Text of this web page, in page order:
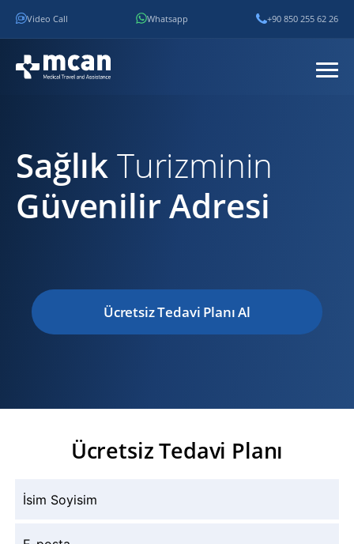
Video Call Whatsapp +90 850 255 62 26
SağlıkTurizminin
Güvenilir Adresi
Ücretsiz Tedavi Planı Al
Ücretsiz Tedavi Planı